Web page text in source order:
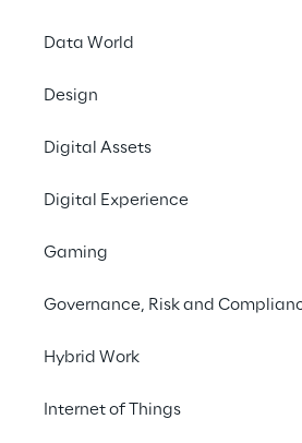
Data World
Design
Digital Assets
Digital Experience
Gaming
Governance, Risk and
Hybrid Work
Internet of Things
Platform – como o setor
#Computing & Infrastructure
#IoT